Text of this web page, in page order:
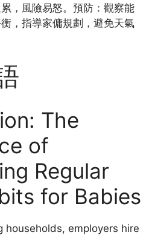
，風險易怒。預防：觀察能
，指導家傭規劃，避免天氣
The
of
Regular
for Babies
households, employers hire